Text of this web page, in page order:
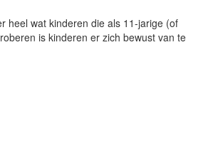
heel wat kinderen die als 11-jarige (of
is kinderen er zich bewust van te